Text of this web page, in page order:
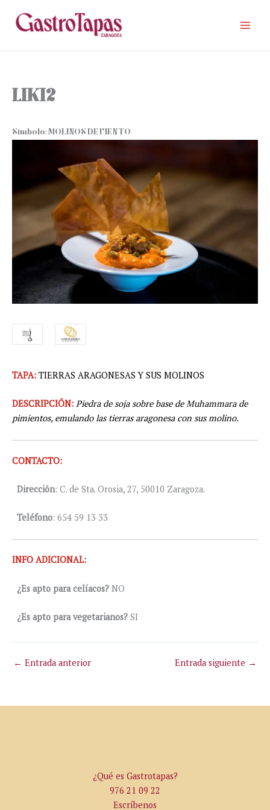
contenido
LIKI2
Símbolo: MOLINOS DE VIENTO
TAPA: TIERRAS ARAGONESAS Y SUS MOLINOS
DESCRIPCIÓN: Piedra de soja sobre base de Muhammara de
pimientos, emulando las tierras aragonesa con sus molino.
CONTACTO:
Dirección: C. de Sta. Orosia, 27, 50010 Zaragoza.
Teléfono: 654 59 13 33
INFO ADICIONAL:
¿Es apto para celíacos? NO
¿Es apto para vegetarianos? SI
← Entrada anterior Entrada siguiente →
¿Qué es Gastrotapas?
976 21 09 22
Escríbenos